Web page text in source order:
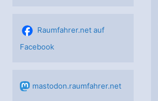
Raumfahrer.net auf
Facebook
mastodon.raumfahrer.net